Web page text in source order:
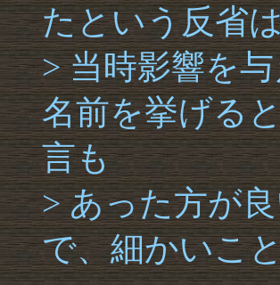
たという反省
> 当時影響を
名前を挙げる
言も
> あった方が
で、細かいこ